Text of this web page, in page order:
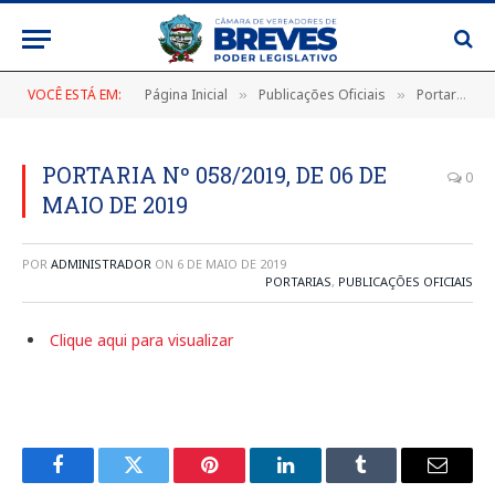
VOCÊ ESTÁ EM: Página Inicial » Publicações Oficiais » Portarias
PORTARIA Nº 058/2019, DE 06 DE
MAIO DE 2019
0
POR ADMINISTRADOR ON 6 DE MAIO DE 2019
PORTARIAS, PUBLICAÇÕES OFICIAIS
Clique aqui para visualizar
FacebookTwitter Pinterest LinkedInTumblr
E-